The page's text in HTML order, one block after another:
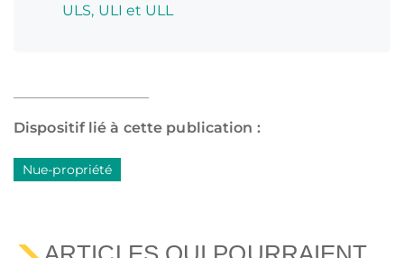
ULS, ULI et ULL
Dispositif lié à cette publication :
Nue-propriété